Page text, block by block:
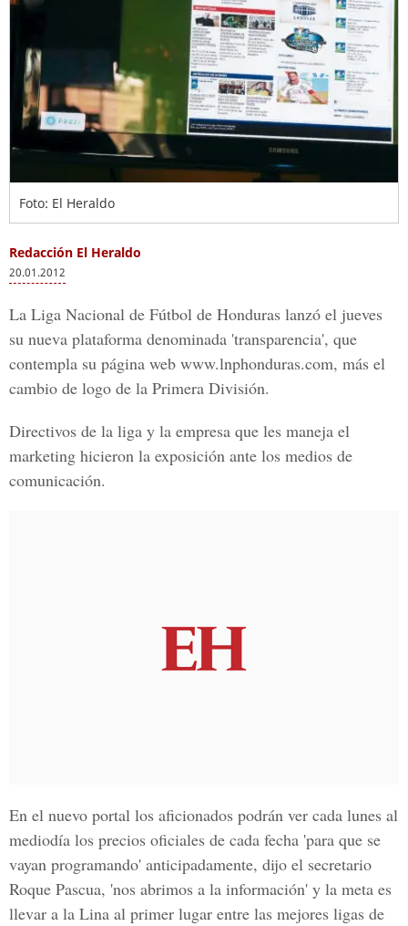
Foto: El Heraldo
Redacción El Heraldo
20.01.2012
La Liga Nacional de Fútbol de Honduras lanzó el jueves
su nueva plataforma denominada 'transparencia', que
contempla su página web www.lnphonduras.com, más el
cambio de logo de la Primera División.
Directivos de la liga y la empresa que les maneja el
marketing hicieron la exposición ante los medios de
comunicación.
En el nuevo portal los aficionados podrán ver cada lunes al
mediodía los precios oficiales de cada fecha 'para que se
vayan programando' anticipadamente, dijo el secretario
Roque Pascua, 'nos abrimos a la información' y la meta es
llevar a la Lina al primer lugar entre las mejores ligas de